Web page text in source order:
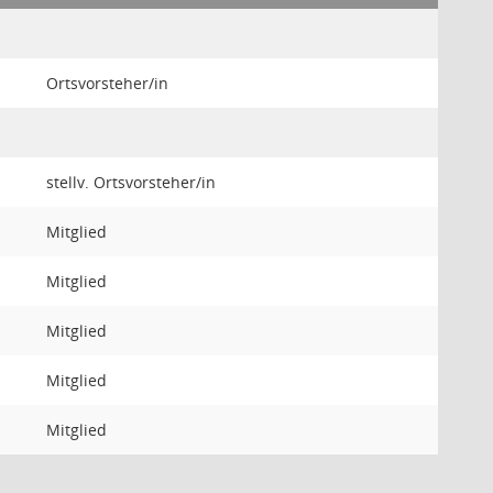
Ortsvorsteher/in
stellv. Ortsvorsteher/in
Mitglied
Mitglied
Mitglied
Mitglied
Mitglied